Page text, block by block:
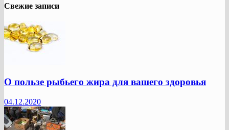
Свежие записи
О пользе рыбьего жира для вашего здоровья
04.12.2020